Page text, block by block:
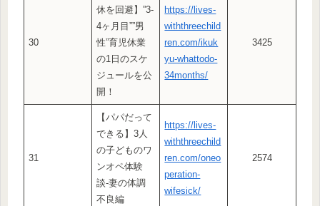
30
休を回避】”3-
4ヶ月目””男
性”育児休業
の1日のスケ
ジュールを公
開！
https://lives-
withthreechild
ren.com/ikuk
yu-whattodo-
34months/
3425
31
【パパだって
できる】3人
の子どものワ
ンオペ体験
談-妻の体調
不良編
https://lives-
withthreechild
ren.com/oneo
peration-
wifesick/
2574